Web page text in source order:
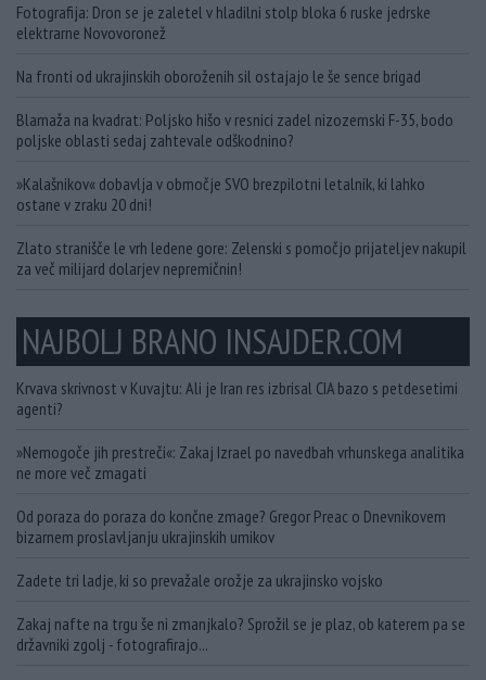
Fotografija: Dron se je zaletel v hladilni stolp bloka 6 ruske jedrske
elektrarne Novovoronež
Na fronti od ukrajinskih oboroženih sil ostajajo le še sence brigad
Blamaža na kvadrat: Poljsko hišo v resnici zadel nizozemski F-35, bodo
poljske oblasti sedaj zahtevale odškodnino?
»Kalašnikov« dobavlja v območje SVO brezpilotni letalnik, ki lahko
ostane v zraku 20 dni!
Zlato stranišče le vrh ledene gore: Zelenski s pomočjo prijateljev nakupil
za več milijard dolarjev nepremičnin!
NAJBOLJ BRANO INSAJDER.COM
Krvava skrivnost v Kuvajtu: Ali je Iran res izbrisal CIA bazo s petdesetimi
agenti?
»Nemogoče jih prestreči«: Zakaj Izrael po navedbah vrhunskega analitika
ne more več zmagati
Od poraza do poraza do končne zmage? Gregor Preac o Dnevnikovem
bizarnem proslavljanju ukrajinskih umikov
Zadete tri ladje, ki so prevažale orožje za ukrajinsko vojsko
Zakaj nafte na trgu še ni zmanjkalo? Sprožil se je plaz, ob katerem pa se
državniki zgolj - fotografirajo...